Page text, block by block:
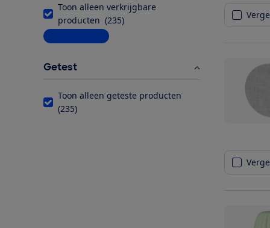
Toon alleen verkrijgbare
producten (235)
Meer informatie
Getest
Toon alleen geteste producten
(235)